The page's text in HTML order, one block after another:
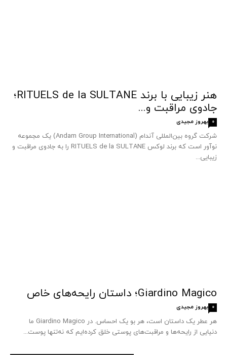
هنر زیبایی با برند RITUELS de la SULTANE؛
جادوی مراقبت و...
بهروز مجیدی 0
شرکت گروه بین‌المللی آندام (Andam Group International) یک مجموعه
نوآور است که برند لوکس RITUELS de la SULTANE را به جادوی مراقبت و
زیبایی...
Giardino Magico؛ داستان رایحه‌های خاص
بهروز مجیدی 0
هر عطر یک داستان است، هر بو یک احساس. در Giardino Magico ما
دنیایی از رایحه‌ها و مراقبت‌های پوستی خلق کرده‌ایم که نه‌تنها پوست...